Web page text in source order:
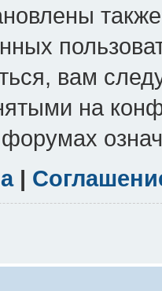
вам
на
|